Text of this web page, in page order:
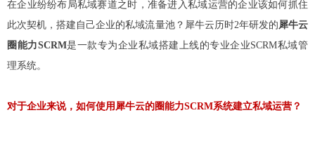
在企业纷纷布局私域赛道之时，准备进入私域运营的企业该如何抓住
此次契机，搭建自己企业的私域流量池？ 犀牛云历时2年研发的犀牛云
圈能力SCRM是一款专为企业私域搭建上线的专业企业SCRM私域管
理系统。
对于企业来说，如何使用犀牛云的圈能力SCRM系统建立私域运营？